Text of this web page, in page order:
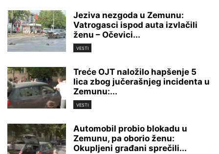
Jeziva nezgoda u Zemunu:
Vatrogasci ispod auta izvlačili
ženu – Očevici...
VESTI
Treće OJT naložilo hapšenje 5
lica zbog jučerašnjeg incidenta u
Zemunu:...
VESTI
Automobil probio blokadu u
Zemunu, pa oborio ženu:
Okupljeni građani sprečili...